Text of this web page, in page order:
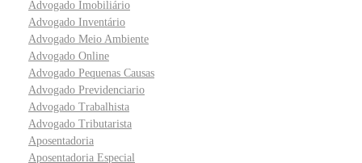
Advogado Imobiliário
Advogado Inventário
Advogado Meio Ambiente
Advogado Online
Advogado Pequenas Causas
Advogado Previdenciario
Advogado Trabalhista
Advogado Tributarista
Aposentadoria
Aposentadoria Especial